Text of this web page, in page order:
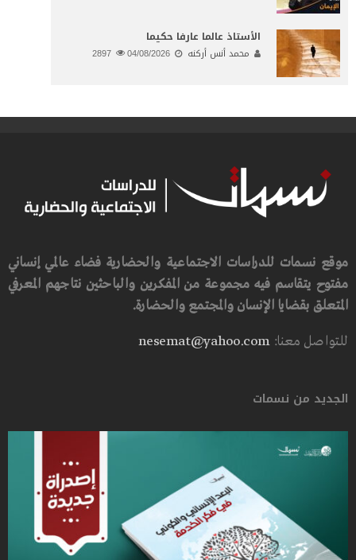
الأستاذ عالما عارفا حكيما
محمد أنس أركنه 04/08/2026
موقع نسمات للدراسات الاجتماعية والحضارية فضاء عالمي إنساني
مفتوح يتقاسم فيه مجموعة من المفكرين والباحثين نتاجهم المعرفي
المتعلق بقضايا الإنسان والمجتمع والحضارة.
للتواصل معنا:nesemat@yahoo.com
الجديد من نسمات